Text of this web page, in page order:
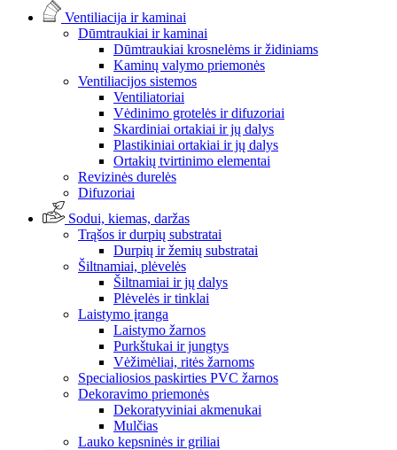
Ventiliacija ir kaminai
Dūmtraukiai ir kaminai
Dūmtraukiai krosnelėms ir židiniams
Kaminų valymo priemonės
Ventiliacijos sistemos
Ventiliatoriai
Vėdinimo grotelės ir difuzoriai
Skardiniai ortakiai ir jų dalys
Plastikiniai ortakiai ir jų dalys
Ortakių tvirtinimo elementai
Revizinės durelės
Difuzoriai
Sodui, kiemas, daržas
Trąšos ir durpių substratai
Durpių ir žemių substratai
Šiltnamiai, plėvelės
Šiltnamiai ir jų dalys
Plėvelės ir tinklai
Laistymo įranga
Laistymo žarnos
Purkštukai ir jungtys
Vėžimėliai, ritės žarnoms
Specialiosios paskirties PVC žarnos
Dekoravimo priemonės
Dekoratyviniai akmenukai
Mulčias
Lauko kepsninės ir griliai